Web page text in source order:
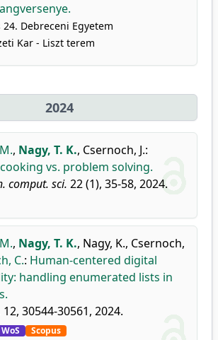
Debreceni Egyetem
Kar - Liszt terem
2024
, Nagy, T. K., Csernoch, J.:
vs. problem solving.
comput. sci. 22 (1), 35-58, 2024.
, Nagy, T. K., Nagy, K., Csernoch,
C.: Human-centered digital
handling enumerated lists in
12, 30544-30561, 2024.
WoS Scopus